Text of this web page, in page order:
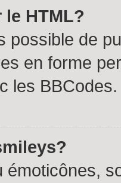
HTML?
possible de
en forme
les BBCodes.
émoticônes,